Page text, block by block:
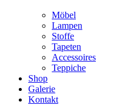
Möbel
Lampen
Stoffe
Tapeten
Accessoires
Teppiche
Shop
Galerie
Kontakt